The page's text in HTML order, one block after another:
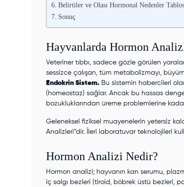
Belirtiler ve Olası Hormonal Nedenler
Sonuç
Hayvanlarda Hormon
Veteriner tıbbı, sadece gözle görülen
sessizce çalışan, tüm metabolizmayı,
Endokrin Sistem. Bu sistemin habercileri
(homeostaz) sağlar. Ancak bu hassas
bozukluklarından üreme problemlerine
Geleneksel fiziksel muayenelerin yetersiz
Analizleri“dir. İleri laboratuvar teknolojileri
Hormon Analizi Nedir?
Hormon analizi; hayvanın kan serumu,
iç salgı bezleri (tiroid, böbrek üstü bezleri,